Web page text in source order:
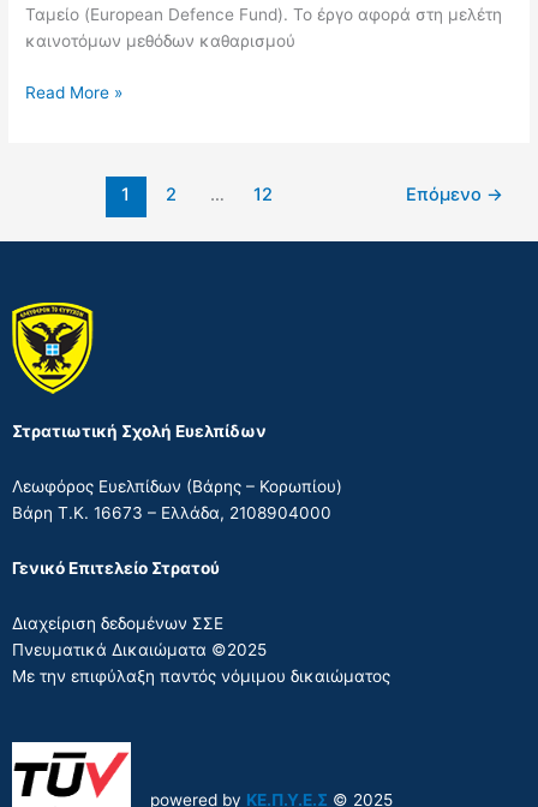
Ταμείο (European Defence Fund). Το έργο αφορά στη μελέτη
καινοτόμων μεθόδων καθαρισμού
Read More »
1 2 … 12 Επόμενο →
Στρατιωτική Σχολή Ευελπίδων
Λεωφόρος Ευελπίδων (Βάρης – Κορωπίου)
Βάρη Τ.Κ. 16673 – Ελλάδα, 2108904000
Γενικό Επιτελείο Στρατού
Διαχείριση δεδομένων ΣΣΕ
Πνευματικά Δικαιώματα ©2025
Με την επιφύλαξη παντός νόμιμου δικαιώματος
powered by ΚΕ.Π.Υ.Ε.Σ © 2025